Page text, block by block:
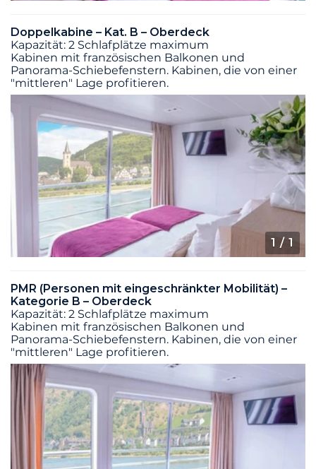
Doppelkabine – Kat. B – Oberdeck
Kapazität: 2 Schlafplätze maximum
Kabinen mit französischen Balkonen und
Panorama-Schiebefenstern. Kabinen, die von einer
"mittleren" Lage profitieren.
1 / 1
PMR (Personen mit eingeschränkter Mobilität) –
Kategorie B – Oberdeck
Kapazität: 2 Schlafplätze maximum
Kabinen mit französischen Balkonen und
Panorama-Schiebefenstern. Kabinen, die von einer
"mittleren" Lage profitieren.